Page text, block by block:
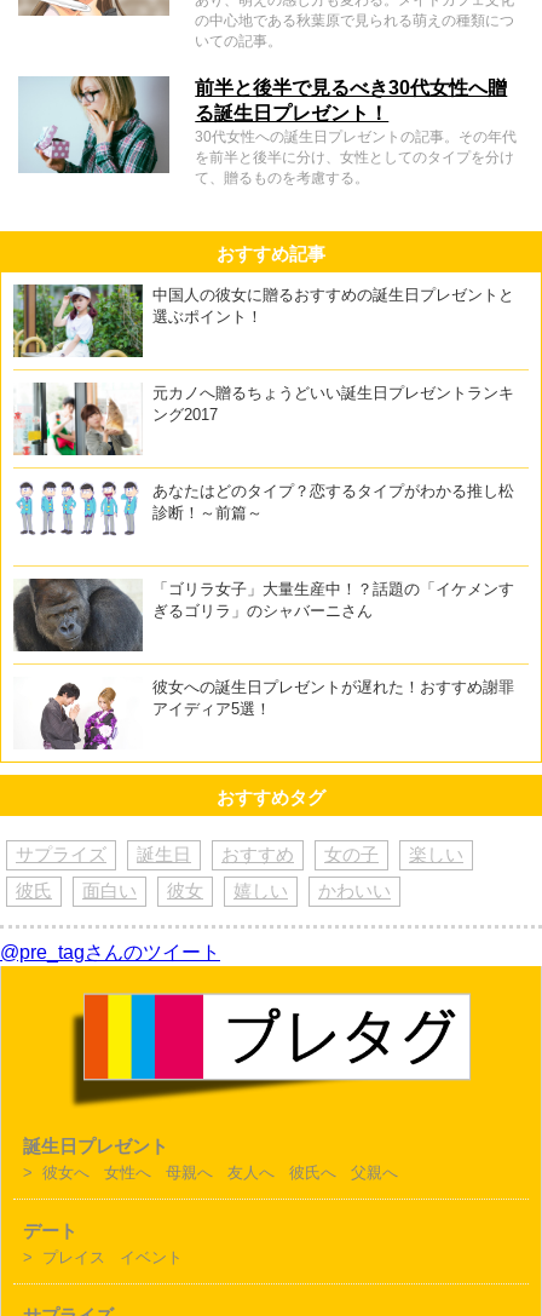
の中心地である秋葉原で見られる萌えの種類につ
いての記事。
前半と後半で見るべき30代女性へ贈
る誕生日プレゼント！
30代女性への誕生日プレゼントの記事。その年代
を前半と後半に分け、女性としてのタイプを分け
て、贈るものを考慮する。
おすすめ記事
中国人の彼女に贈るおすすめの誕生日プレゼントと
選ぶポイント！
元カノへ贈るちょうどいい誕生日プレゼントランキ
ング2017
あなたはどのタイプ？恋するタイプがわかる推し松
診断！～前篇～
「ゴリラ女子」大量生産中！？話題の「イケメンす
ぎるゴリラ」のシャバーニさん
彼女への誕生日プレゼントが遅れた！おすすめ謝罪
アイディア5選！
おすすめタグ
サプライズ 誕生日 おすすめ 女の子
楽しい
彼氏
面白い 彼女 嬉しい かわいい
@pre_tagさんのツイート
誕生日プレゼント
> 彼女へ 女性へ 母親へ 友人へ 彼氏へ 父親へ
デート
> プレイス イベント